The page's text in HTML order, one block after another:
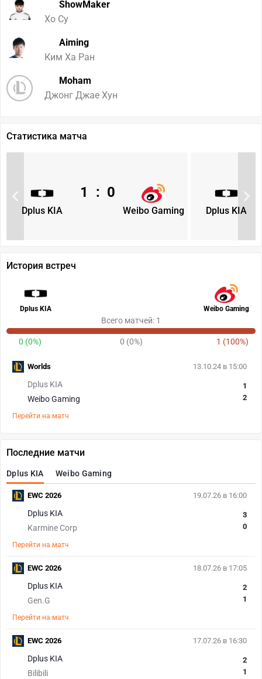
ShowMaker
Хо Су
Aiming
Ким Ха Ран
Moham
Джонг Джае Хун
Статистика матча
Dplus KIA Weibo Gaming
1 : 0
Dplus KIA
История встреч
Dplus KIA Weibo Gaming
Всего матчей: 1
0 (0%) 0 (0%) 1 (100%)
13.10.24 в 15:00
Dplus KIA
Weibo Gaming
1
2
Перейти на матч
Worlds
Последние матчи
Dplus KIA Weibo Gaming
19.07.26 в 16:00
Dplus KIA
Karmine Corp
3
0
Перейти на матч
EWC 2026
18.07.26 в 17:05
Dplus KIA
Gen.G
2
1
Перейти на матч
EWC 2026
17.07.26 в 16:30
Dplus KIA
Bilibili
2
1
EWC 2026